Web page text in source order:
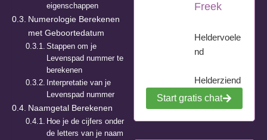
eigenschappen
Numerologie Berekenen
met Geboortedatum
Stappen om je
Levenspad nummer te
berekenen
Interpretatie van je
Levenspad nummer
Naamgetal Berekenen
Hoe je de cijfers onder
de letters van je naam
Freek
Heldervoele
nd
Helderziend
Start gratis chat